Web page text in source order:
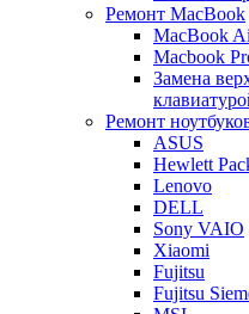
Ремонт MacBook
MacBook
Macbook
Замена
Ремонт
ASUS
Hewlett
Lenovo
DELL
Sony VAIO
Xiaomi
Fujitsu
Fujitsu